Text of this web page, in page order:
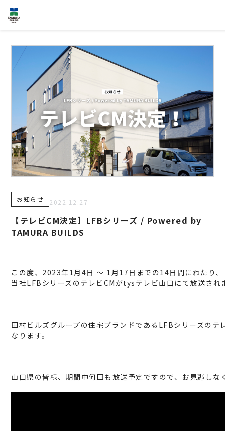
NEWS
IR情報
TOPICS
個人情報保護方針
反社会的勢力に対する基本方針
カスタマーハラスメントに対する基
本方針
お問い合わせ
専用請求書
田村ビルズグループ
の歴史
認定・宣言一覧
事業案内
建築・不動産事業
TAMURA PHILOSOPHY
メディア実績
お知らせ 2022.12.27
【テレビCM決定】LFBシリーズ / Powered by
TAMURA BUILDS
この度、2023年1月4日 ～ 1月17日までの14日間にわたり、
当社LFBシリーズのテレビCMがtysテレビ山口にて放送され
田村ビルズグループの住宅ブランドであるLFBシリーズのテ
なります。
山口県の皆様、期間中何回も放送予定ですので、お見逃しな